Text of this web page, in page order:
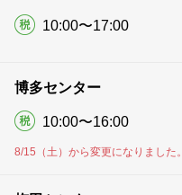
10:00〜17:00
博多センター
10:00〜16:00
8/15（土）から変更になりました。